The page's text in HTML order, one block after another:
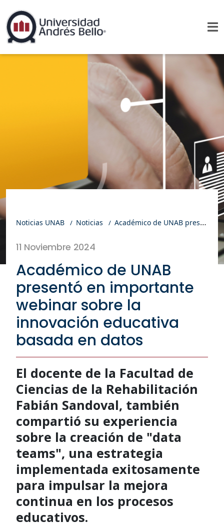
Noticias UNAB Noticias Académico de UNAB presentó en importante webinar sobre la innovación educativa basada en datos
11 Noviembre 2024
Académico de UNAB
presentó en importante
webinar sobre la
innovación educativa
basada en datos
El docente de la Facultad de
Ciencias de la Rehabilitación
Fabián Sandoval, también
compartió su experiencia
sobre la creación de "data
teams", una estrategia
implementada exitosamente
para impulsar la mejora
continua en los procesos
educativos.